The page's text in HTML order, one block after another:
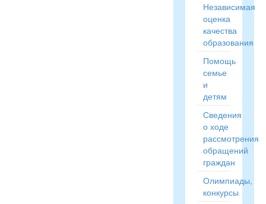
Независимая
оценка
качества
образования
Помощь
семье
и
детям
Сведения
о ходе
рассмотрения
обращений
граждан
Олимпиады,
конкурсы